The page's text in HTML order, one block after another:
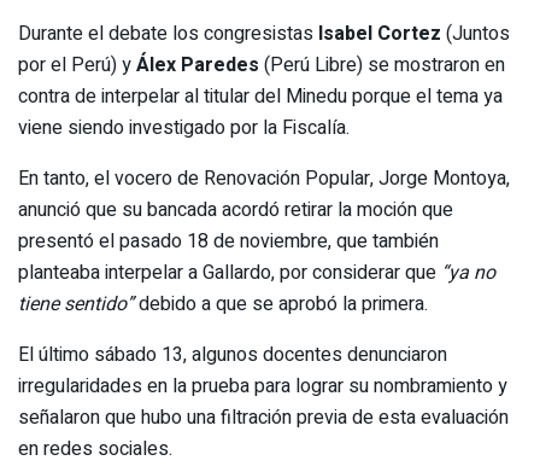
Durante el debate los congresistas Isabel Cortez (Juntos
por el Perú) yÁlex Paredes (Perú Libre) se mostraron en
contra de interpelar al titular del Minedu porque el tema ya
viene siendo investigado por la Fiscalía.
En tanto, el vocero de Renovación Popular, Jorge Montoya,
anunció que su bancada acordó retirar la moción que
presentó el pasado 18 de noviembre, que también
planteaba interpelar a Gallardo, por considerar que “ya no
tiene sentido”debido a que se aprobó la primera.
El último sábado 13, algunos docentes denunciaron
irregularidades en la prueba para lograr su nombramiento y
señalaron que hubo una filtración previa de esta evaluación
en redes sociales.